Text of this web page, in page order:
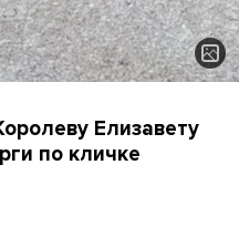
Елизавету
по кличке